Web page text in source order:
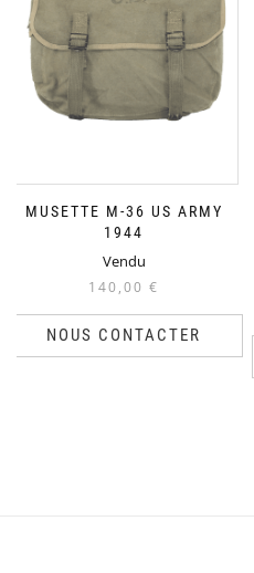
MUSETTE M-36 US ARMY
1944
Vendu
140,00 €
NOUS CONTACTER